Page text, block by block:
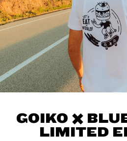
GOIKO ✖️
LIMITED